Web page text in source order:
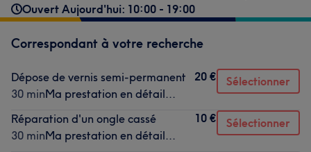
Ouvert Aujourd'hui: 10:00 - 19:00
Correspondant à votre recherche
Dépose de vernis semi-permanent
30 minMa prestation en détail...
20 € Sélectionner
Réparation d'un ongle cassé
30 minMa prestation en détail...
10 € Sélectionner